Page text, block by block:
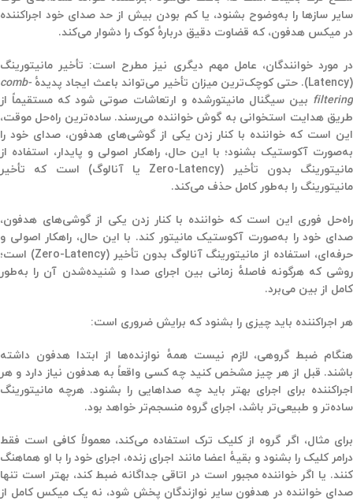
سایر سازها را به‌وضوح بشنود، یا کم بودن بیش از حد صدای خود اجراکننده
در میکس هدفون، که قضاوت دقیق دربارهٔ کوک را دشوار می‌کند.
در مورد خوانندگان، عامل مهم دیگری نیز مطرح است: تأخیر مانیتورینگ
(Latency)
. حتی کوچک‌ترین میزان تأخیر می‌تواند باعث ایجاد پدیدهٔcomb-
filtering بین سیگنال مانیتورشده و ارتعاشات صوتی شود که مستقیماً از
طریق هدایت استخوانی به گوش خواننده می‌رسند. ساده‌ترین راه‌حل موقت،
این است که خواننده با کنار زدن یکی از گوشی‌های هدفون، صدای خود را
به‌صورت آکوستیک بشنود؛ با این حال، راهکار اصولی و پایدار، استفاده از
مانیتورینگ بدون تأخیر (Zero-Latency یا آنالوگ) است که تأخیر
مانیتورینگ را به‌طور کامل حذف می‌کند.
راه‌حل فوری این است که خواننده با کنار زدن یکی از گوشی‌های هدفون،
صدای خود را به‌صورت آکوستیک مانیتور کند. با این حال، راهکار اصولی و
حرفه‌ای، استفاده از مانیتورینگ آنالوگ بدون تأخیر (Zero-Latency) است؛
روشی که هرگونه فاصلهٔ زمانی بین اجرای صدا و شنیده‌شدن آن را به‌طور
کامل از بین می‌برد.
هر اجراکننده باید چیزی را بشنود که برایش ضروری است:
هنگام ضبط گروهی، لازم نیست همهٔ نوازنده‌ها از ابتدا هدفون داشته
باشند. قبل از هر چیز مشخص کنید چه کسی واقعاً به هدفون نیاز دارد و هر
اجراکننده برای اجرای بهتر باید چه صداهایی را بشنود. هرچه مانیتورینگ
ساده‌تر و طبیعی‌تر باشد، اجرای گروه منسجم‌تر خواهد بود.
برای مثال، اگر گروه از کلیک ترک استفاده می‌کند، معمولاً کافی است فقط
درامر کلیک را بشنود و بقیهٔ اعضا مانند اجرای زنده، اجرای خود را با او هماهنگ
کنند. یا اگر خواننده مجبور است در اتاقی جداگانه ضبط کند، بهتر است تنها
صدای خواننده در هدفون سایر نوازندگان پخش شود، نه یک میکس کامل از